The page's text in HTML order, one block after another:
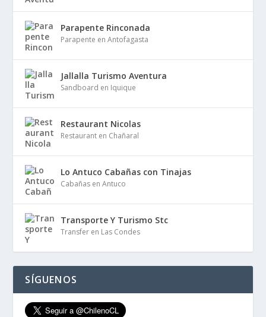
Parapente Rinconada
Parapente en Antofagasta
Jallalla Turismo Aventura
Sandboard en Iquique
Restaurant Nicolas
Restaurant en Chañaral
Lo Antuco Cabañas con Tinajas
Cabañas en Antuco
Transporte Y Turismo Stc
Transfer en Las Condes
SÍGUENOS